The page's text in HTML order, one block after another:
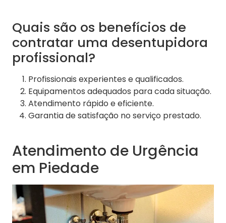
Quais são os benefícios de
contratar uma desentupidora
profissional?
Profissionais experientes e qualificados.
Equipamentos adequados para cada situação.
Atendimento rápido e eficiente.
Garantia de satisfação no serviço prestado.
Atendimento de Urgência
em Piedade